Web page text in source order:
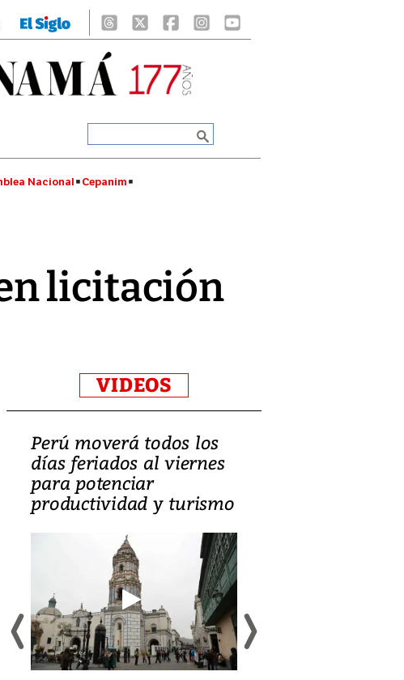
Nacional Cepanim
licitación
VIDEOS
Perú moverá todos los
días feriados al viernes
para potenciar
productividad y turismo